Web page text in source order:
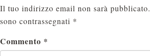
Il tuo indirizzo email non sarà pubblicato.
sono contrassegnati *
Commento *